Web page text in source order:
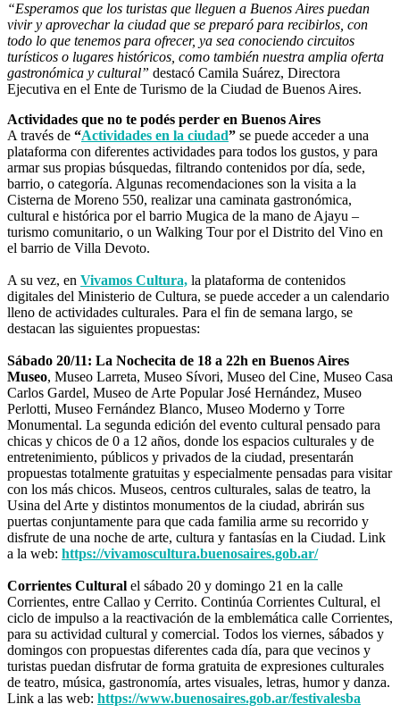
“Esperamos que los turistas que lleguen a Buenos Aires puedan
vivir y aprovechar la ciudad que se preparó para recibirlos, con
todo lo que tenemos para ofrecer, ya sea conociendo circuitos
turísticos o lugares históricos, como también nuestra amplia oferta
gastronómica y cultural” destacó Camila Suárez, Directora
Ejecutiva en el Ente de Turismo de la Ciudad de Buenos Aires.
Actividades que no te podés perder en Buenos Aires
A través de “Actividades en la ciudad” se puede acceder a una
plataforma con diferentes actividades para todos los gustos, y para
armar sus propias búsquedas, filtrando contenidos por día, sede,
barrio, o categoría. Algunas recomendaciones son la visita a la
Cisterna de Moreno 550, realizar una caminata gastronómica,
cultural e histórica por el barrio Mugica de la mano de Ajayu –
turismo comunitario, o un Walking Tour por el Distrito del Vino en
el barrio de Villa Devoto.
A su vez, en Vivamos Cultura, la plataforma de contenidos
digitales del Ministerio de Cultura, se puede acceder a un calendario
lleno de actividades culturales. Para el fin de semana largo, se
destacan las siguientes propuestas:
Sábado 20/11: La Nochecita de 18 a 22h en Buenos Aires
Museo, Museo Larreta, Museo Sívori, Museo del Cine, Museo Casa
Carlos Gardel, Museo de Arte Popular José Hernández, Museo
Perlotti, Museo Fernández Blanco, Museo Moderno y Torre
Monumental. La segunda edición del evento cultural pensado para
chicas y chicos de 0 a 12 años, donde los espacios culturales y de
entretenimiento, públicos y privados de la ciudad, presentarán
propuestas totalmente gratuitas y especialmente pensadas para visitar
con los más chicos. Museos, centros culturales, salas de teatro, la
Usina del Arte y distintos monumentos de la ciudad, abrirán sus
puertas conjuntamente para que cada familia arme su recorrido y
disfrute de una noche de arte, cultura y fantasías en la Ciudad. Link
a la web: https://vivamoscultura.buenosaires.gob.ar/
Corrientes Cultural el sábado 20 y domingo 21 en la calle
Corrientes, entre Callao y Cerrito. Continúa Corrientes Cultural, el
ciclo de impulso a la reactivación de la emblemática calle Corrientes,
para su actividad cultural y comercial. Todos los viernes, sábados y
domingos con propuestas diferentes cada día, para que vecinos y
turistas puedan disfrutar de forma gratuita de expresiones culturales
de teatro, música, gastronomía, artes visuales, letras, humor y danza.
Link a las web: https://www.buenosaires.gob.ar/festivalesba